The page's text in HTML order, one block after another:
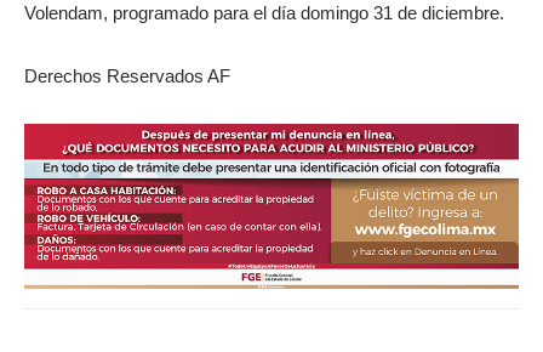
Volendam, programado para el día domingo 31 de diciembre.
Derechos Reservados AF